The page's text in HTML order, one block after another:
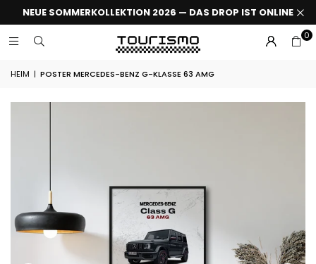
NEUE SOMMERKOLLEKTION 2026 — DAS DROP IST ONLINE
0
HEIM | POSTER MERCEDES-BENZ G-KLASSE 63 AMG